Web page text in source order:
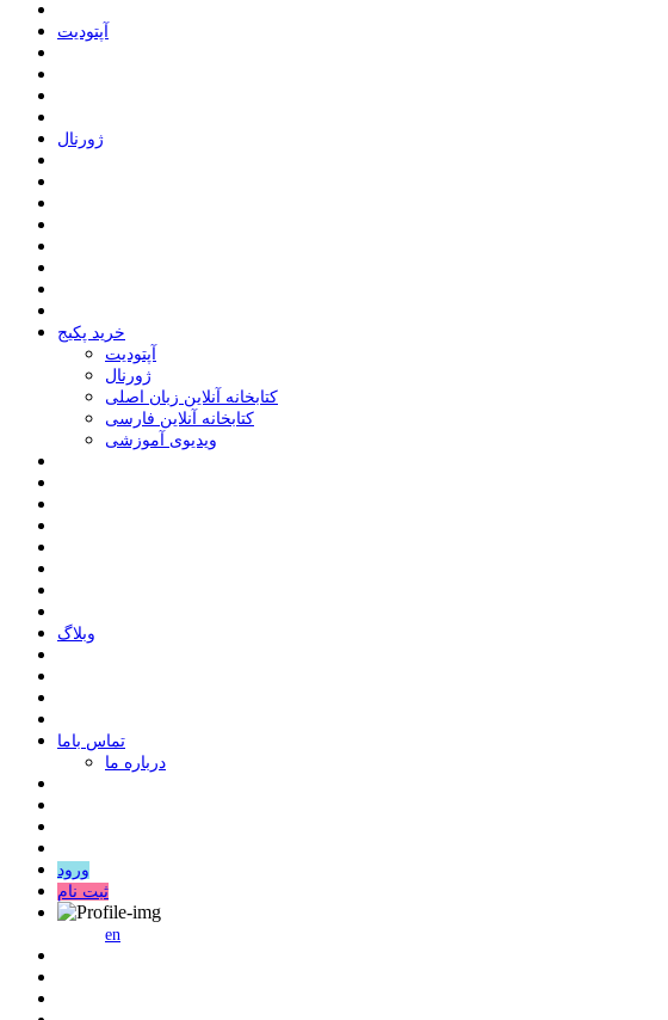
ﺁﭘﺘﻮﺩﯾﺖ
ﮊﻭﺭﻧﺎﻝ
خرید پکیج
ﺁﭘﺘﻮﺩﯾﺖ
ﮊﻭﺭﻧﺎﻝ
کتابخانه آنلاین زبان اصلی
کتابخانه آنلاین فارسی
ویدیوی آموزشی
وبلاگ
ﺗﻤﺎﺱ ﺑﺎﻣﺎ
درباره ما
ورود
ثبت نام
en